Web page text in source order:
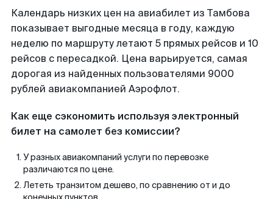
Календарь низких цен на авиабилет из Тамбова
показывает выгодные месяца в году, каждую
неделю по маршруту летают 5 прямых рейсов и 10
рейсов с пересадкой. Цена варьируется, самая
дорогая из найденных пользователями 9000
рублей авиакомпанией Аэрофлот.
Как еще сэкономить используя электронный
билет на самолет без комиссии?
У разных авиакомпаний услуги по перевозке
различаются по цене.
Лететь транзитом дешево, по сравнению от и до